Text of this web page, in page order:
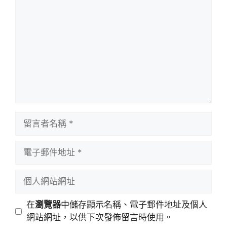
址
站
在瀏覽器中儲存顯示名稱、電子郵件地址及個人
網站網址，以供下次發佈留言時使用。